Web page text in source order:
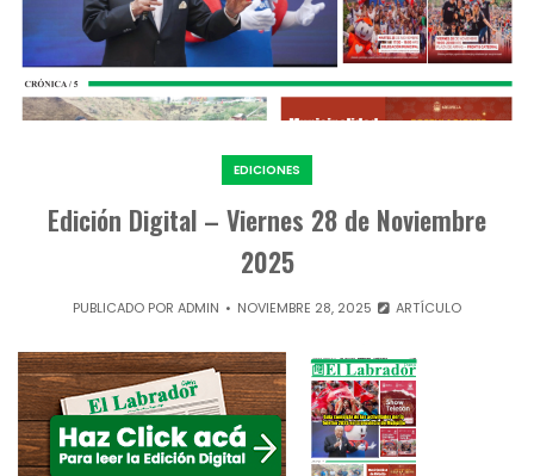
EDICIONES
Edición Digital – Viernes 28 de Noviembre
2025
PUBLICADO PORADMIN NOVIEMBRE 28, 2025 ARTÍCULO